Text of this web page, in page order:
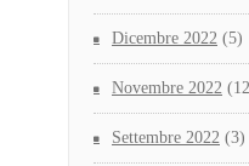
Dicembre 2022 (5)
Novembre 2022
Settembre 2022 (3)